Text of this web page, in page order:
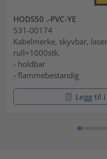
HODS50 .-PVC-YE
531-00174
Kabelmerke, skyvbar,
rull=1000stk.
- holdbar
- flammebestandig
Legg til